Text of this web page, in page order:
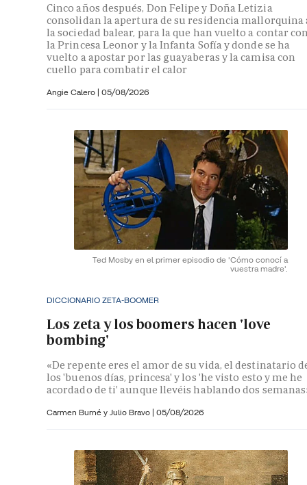
Cinco años después, Don Felipe y Doña Letizia
consolidan la apertura de su residencia mallorquina
la sociedad balear, para la que han vuelto a contar
la Princesa Leonor y la Infanta Sofía y donde se ha
vuelto a apostar por las guayaberas y la camisa con
cuello para combatir el calor
Angie Calero | 05/08/2026
Ted Mosby en el primer episodio de 'Cómo conocí a
vuestra madre'.
DICCIONARIO ZETA-BOOMER
Los zeta y los boomers hacen 'love
bombing'
«De repente eres el amor de su vida, el destinatario
los 'buenos días, princesa' y los 'he visto esto y me he
acordado de ti' aunque llevéis hablando dos
Carmen Burné y Julio Bravo | 05/08/2026